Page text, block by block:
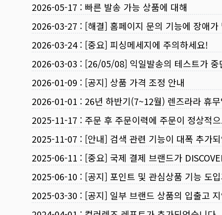
2026-05-17 : 빠른 발송 가능 상품에 대해
2026-03-27 : [해결] 홈페이지 문의 기능에 장애가
2026-03-24: [중요] 피싱메세지에 주의하세요!
2026-03-03 : [26/05/08] 익일발송의 테스트가 중
2026-01-09 : [공지] 상품 가격 조정 안내
2026-01-01 : 26년 하반기(7~12월) 렌즈라라 휴
2025-11-17 : 주문 후 주문이력에 주문이 정상적
2025-11-07 : [안내] 검색 관련 기능이 대폭 추가
2025-06-11 : [중요] 국제 결제 브랜드가
2025-06-10 : [공지] 포인트 및 관심상품 기능 도
2025-03-30 : [공지] 일부 브랜드 상품의 입출고